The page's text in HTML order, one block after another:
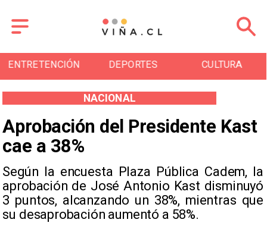
DEPORTES CULTURA
Aprobación del Presidente Kast
cae a 38%
Según la encuesta Plaza Pública Cadem, la
aprobación de José Antonio Kast disminuyó
3 puntos, alcanzando un 38%, mientras que
su desaprobación aumentó a 58%.
NACIONAL